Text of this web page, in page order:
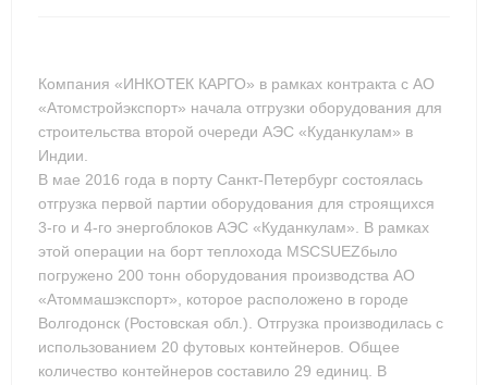
Компания «ИНКОТЕК КАРГО» в рамках контракта с АО
«Атомстройэкспорт» начала отгрузки оборудования для
строительства второй очереди АЭС «Куданкулам» в
Индии.
В мае 2016 года в порту Санкт-Петербург состоялась
отгрузка первой партии оборудования для строящихся
3-го и 4-го энергоблоков АЭС «Куданкулам». В рамках
этой операции на борт теплохода MSCSUEZбыло
погружено 200 тонн оборудования производства АО
«Атоммашэкспорт», которое расположено в городе
Волгодонск (Ростовская обл.). Отгрузка производилась с
использованием 20 футовых контейнеров. Общее
количество контейнеров составило 29 единиц. В